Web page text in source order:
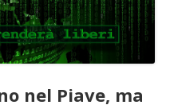
nel Piave, ma